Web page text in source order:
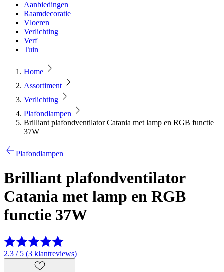
Aanbiedingen
Raamdecoratie
Vloeren
Verlichting
Verf
Tuin
Home
Assortiment
Verlichting
Plafondlampen
Brilliant plafondventilator Catania met lamp en RGB functie
37W
Plafondlampen
Brilliant plafondventilator
Catania met lamp en RGB
functie 37W
2.3 / 5 (3 klantreviews)